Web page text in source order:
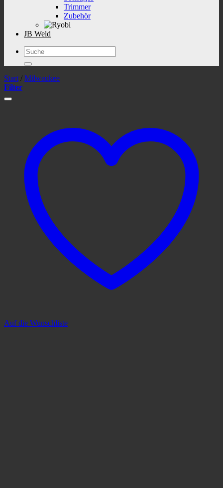
Trimmer
Zubehör
JB Weld
Suchen
nach:
Start / Milwaukee
Filter
Auf die Wunschliste